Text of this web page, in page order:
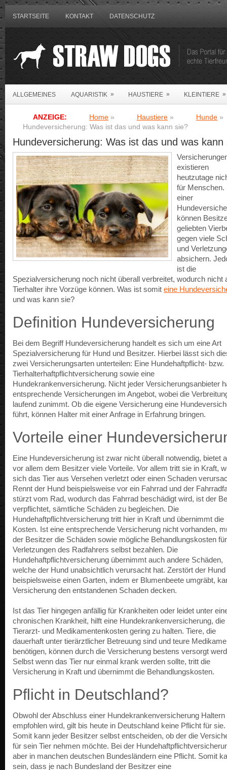
STARTSEITE KONTAKT DATENSCHUTZ
ALLGEMEINES AQUARISTIK » HAUSTIERE » KLEINTIERE »
ANZEIGE: Home » Haustiere » Hunde »
Hundeversicherung: Was ist das und was kann sie?
Hundeversicherung: Was ist das und was kann
existieren
heutzutage
für Menschen.
einer
können
geliebten
gegen viele
und
absichern.
ist die
Spezialversicherung noch nicht überall verbreitet, wodurch nicht
Tierhalter ihre Vorzüge können. Was ist somit eine
und was kann sie?
Definition Hundeversicherung
Bei dem Begriff Hundeversicherung handelt es sich um eine Art
Spezialversicherung für Hund und Besitzer. Hierbei lässt sich
zwei Versicherungsarten unterteilen: Eine Hundehaftpflicht- bzw.
Tierhalterhaftpflichtversicherung sowie eine
Hundekrankenversicherung. Nicht jeder Versicherungsanbieter
entsprechende Versicherungen im Angebot, wobei die
laufend zunimmt. Ob die eigene Versicherung eine
führt, können Halter mit einer Anfrage in Erfahrung bringen.
Vorteile einer
Eine Hundeversicherung ist zwar nicht überall notwendig, bietet
vor allem dem Besitzer viele Vorteile. Vor allem tritt sie in Kraft,
sich das Tier aus Versehen verletzt oder einen Schaden
Rennt der Hund beispielsweise vor ein Fahrrad und der
stürzt vom Rad, wodurch das Fahrrad beschädigt wird, ist der
verpflichtet, sämtliche Schäden zu begleichen. Die
Hundehaftpflichtversicherung tritt hier in Kraft und übernimmt die
Kosten. Ist eine entsprechende Versicherung nicht vorhanden,
der Besitzer die Schäden sowie mögliche Behandlungskosten
Verletzungen des Radfahrers selbst bezahlen. Die
Hundehaftpflichtversicherung übernimmt auch andere Schäden,
welche der Hund unabsichtlich verursacht hat. Zerstört der Hund
beispielsweise einen Garten, indem er Blumenbeete umgräbt,
Versicherung den entstandenen Schaden decken.
Ist das Tier hingegen anfällig für Krankheiten oder leidet unter
chronischen Krankheit, hilft eine Hundekrankenversicherung, die
Tierarzt- und Medikamentenkosten gering zu halten. Tiere, die
dauerhaft unter tierärztlicher Betreuung sind und teure
benötigen, können durch die Versicherung bestens versorgt
Selbst wenn das Tier nur einmal krank werden sollte, tritt die
Versicherung in Kraft und übernimmt die Behandlungskosten.
Pflicht in Deutschland?
Obwohl der Abschluss einer Hundekrankenversicherung
empfohlen wird, gilt bis heute in Deutschland keine Pflicht für sie.
Somit kann jeder Besitzer selbst entscheiden, ob der die
für sein Tier nehmen möchte. Bei der
aber in manchen deutschen Bundesländern eine Pflicht. Somit
sein, dass je nach Bundesland der Besitzer eine